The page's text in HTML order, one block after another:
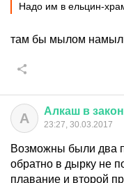
Надо им в ельцин-
там бы мылом
А Алкаш в
23:27, 30.03.2017
Возможны были два
обратно в дырку не
плавание и второй